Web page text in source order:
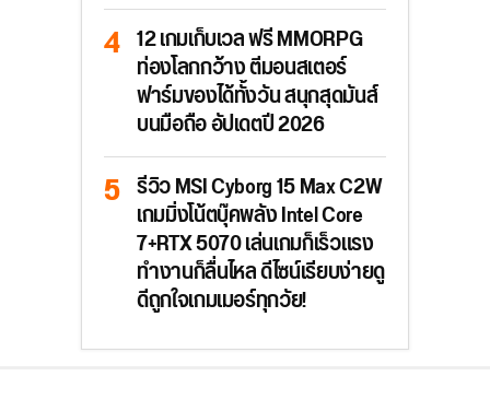
12 เกมเก็บเวล ฟรี MMORPG
ท่องโลกกว้าง ตีมอนสเตอร์
ฟาร์มของได้ทั้งวัน สนุกสุดมันส์
บนมือถือ อัปเดตปี 2026
รีวิว MSI Cyborg 15 Max C2W
เกมมิ่งโน้ตบุ๊คพลัง Intel Core
7+RTX 5070 เล่นเกมก็เร็วแรง
ทำงานก็ลื่นไหล ดีไซน์เรียบง่ายดู
ดีถูกใจเกมเมอร์ทุกวัย!